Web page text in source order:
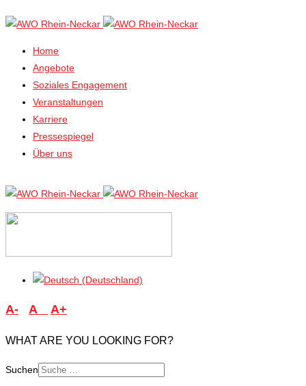
Home
Angebote
Soziales Engagement
Veranstaltungen
Karriere
Pressespiegel
Über uns
A- A A+
WHAT ARE YOU LOOKING FOR?
Suchen